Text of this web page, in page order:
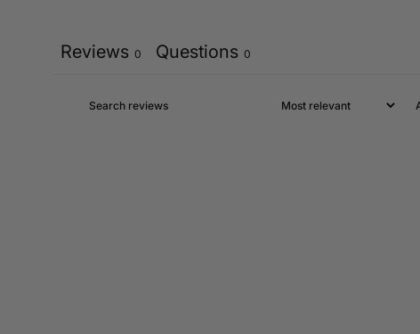
Reviews 0 Questions 0